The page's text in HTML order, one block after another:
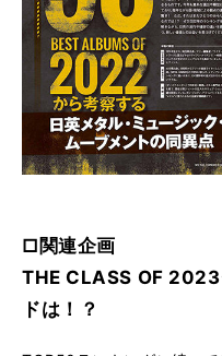
□関連企画
THE CLASS OF 2023
ドは！？